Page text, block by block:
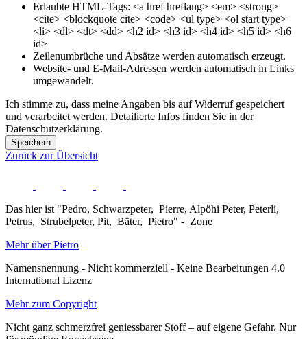
Erlaubte HTML-Tags: <a href hreflang> <em> <strong>
<cite> <blockquote cite> <code> <ul type> <ol start type>
<li> <dl> <dt> <dd> <h2 id> <h3 id> <h4 id> <h5 id> <h6
id>
Zeilenumbrüche und Absätze werden automatisch erzeugt.
Website- und E-Mail-Adressen werden automatisch in Links
umgewandelt.
Ich stimme zu, dass meine Angaben bis auf Widerruf gespeichert
und verarbeitet werden. Detailierte Infos finden Sie in der
Datenschutzerklärung.
Speichern
Zurück zur Übersicht
Das hier ist "Pedro, Schwarzpeter, Pierre, Alpöhi Peter, Peterli,
Petrus, Strubelpeter, Pit, Bäter, Pietro" - Zone
Mehr über Pietro
Namensnennung - Nicht kommerziell - Keine Bearbeitungen 4.0
International Lizenz
Mehr zum Copyright
Nicht ganz schmerzfrei geniessbarer Stoff – auf eigene Gefahr. Nur